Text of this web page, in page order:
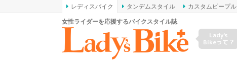
レディスバイク タンデムスタイル カスタムピープル
女性ライダーを応援するバイクスタイル誌
Lady's
Bikeって？